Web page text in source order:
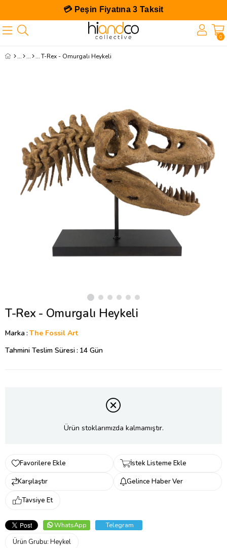
💳 Peşin Fiyatına 3 Taksit
0
T-Rex - Omurgalı Heykeli
T-Rex - Omurgalı Heykeli
Marka: The Fossil Art
Tahmini Teslim Süresi: 14 Gün
Ürün stoklarımızda kalmamıştır.
Favorilere Ekle
İstek Listeme Ekle
Karşılaştır
Gelince Haber Ver
Tavsiye Et
WhatsApp
Telegram
Ürün Grubu: Heykel